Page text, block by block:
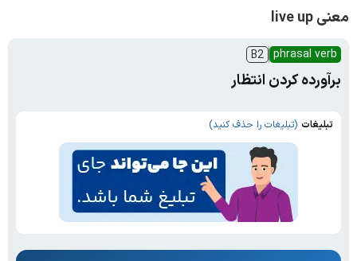
معنی live up
phrasal verb
B2
برآورده کردن انتظار
تبلیغات (تبلیغات را حذف کنید)